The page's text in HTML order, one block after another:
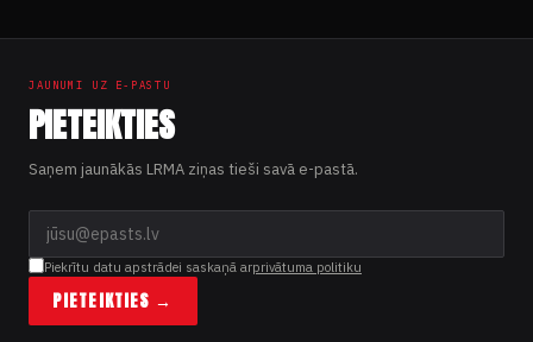
lappusēm
JAUNUMI UZ E-PASTU
PIETEIKTIES
Saņem jaunākās LRMA ziņas tieši savā e-pastā.
Piekrītu datu apstrādei saskaņā arprivātuma politiku
PIETEIKTIES →